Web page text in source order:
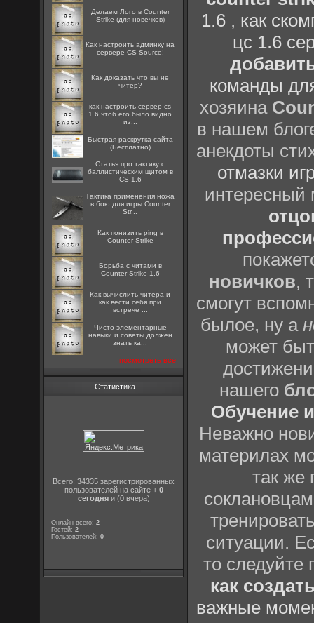
Делаем Лого в Counter
Strike (для новечков)
Как настроить админку на
сервере CS Source!
Как доказать что вы не
читер?
как настроить сервер cs
1.6 чтоб его было видно
из...
Быстрая раскрутка сайта
(Бесплатно)
Статья про тактику с
баллистическим щитом в
CS 1.6
Тактика применения ножа
в бою для игры Counter
Str...
Как понизить ping в
Counter-Strike
Борьба с читами в
Counter Strike 1.6
Как вычислить читера и
как вести себя при
встрече ...
Чисто элементарные
навыки и советы должен
знать ка...
посмотреть все
Статистика
Всего: 34335 зарегистрированных
пользователей на сайте + 0
сегодняи (0 вчера)
Онлайн всего:2
Гостей:2
Пользователей:0
1.6, как
цс 1.6
команды
хозяина
в нашем
анекдоты
отмазки
интересный
новичков,
смогут
былое, ну а
может
нашего
Обучение
Неважно
материлах
так же
ситуации.
то
как
важные